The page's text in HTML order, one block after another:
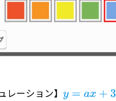
レーション】y=ax +3